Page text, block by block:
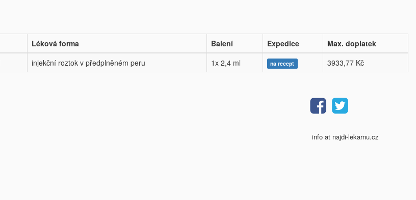
Léková forma Balení Expedice
Max. doplatek
injekční roztok v předplněném peru 1x 2,4 ml na recept 3933,77 Kč
info at najdi-lekarnu.cz